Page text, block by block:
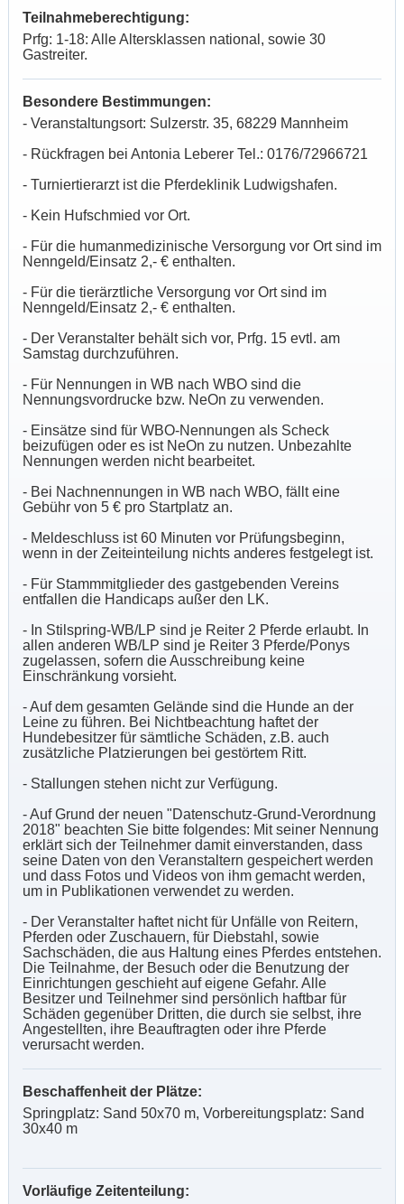
Teilnahmeberechtigung:
Prfg: 1-18: Alle Altersklassen national, sowie 30
Gastreiter.
Besondere Bestimmungen:
- Veranstaltungsort: Sulzerstr. 35, 68229 Mannheim
- Rückfragen bei Antonia Leberer Tel.: 0176/72966721
- Turniertierarzt ist die Pferdeklinik Ludwigshafen.
- Kein Hufschmied vor Ort.
- Für die humanmedizinische Versorgung vor Ort sind im
Nenngeld/Einsatz 2,- € enthalten.
- Für die tierärztliche Versorgung vor Ort sind im
Nenngeld/Einsatz 2,- € enthalten.
- Der Veranstalter behält sich vor, Prfg. 15 evtl. am
Samstag durchzuführen.
- Für Nennungen in WB nach WBO sind die
Nennungsvordrucke bzw. NeOn zu verwenden.
- Einsätze sind für WBO-Nennungen als Scheck
beizufügen oder es ist NeOn zu nutzen. Unbezahlte
Nennungen werden nicht bearbeitet.
- Bei Nachnennungen in WB nach WBO, fällt eine
Gebühr von 5 € pro Startplatz an.
- Meldeschluss ist 60 Minuten vor Prüfungsbeginn,
wenn in der Zeiteinteilung nichts anderes festgelegt ist.
- Für Stammmitglieder des gastgebenden Vereins
entfallen die Handicaps außer den LK.
- In Stilspring-WB/LP sind je Reiter 2 Pferde erlaubt. In
allen anderen WB/LP sind je Reiter 3 Pferde/Ponys
zugelassen, sofern die Ausschreibung keine
Einschränkung vorsieht.
- Auf dem gesamten Gelände sind die Hunde an der
Leine zu führen. Bei Nichtbeachtung haftet der
Hundebesitzer für sämtliche Schäden, z.B. auch
zusätzliche Platzierungen bei gestörtem Ritt.
- Stallungen stehen nicht zur Verfügung.
- Auf Grund der neuen "Datenschutz-Grund-Verordnung
2018" beachten Sie bitte folgendes: Mit seiner Nennung
erklärt sich der Teilnehmer damit einverstanden, dass
seine Daten von den Veranstaltern gespeichert werden
und dass Fotos und Videos von ihm gemacht werden,
um in Publikationen verwendet zu werden.
- Der Veranstalter haftet nicht für Unfälle von Reitern,
Pferden oder Zuschauern, für Diebstahl, sowie
Sachschäden, die aus Haltung eines Pferdes entstehen.
Die Teilnahme, der Besuch oder die Benutzung der
Einrichtungen geschieht auf eigene Gefahr. Alle
Besitzer und Teilnehmer sind persönlich haftbar für
Schäden gegenüber Dritten, die durch sie selbst, ihre
Angestellten, ihre Beauftragten oder ihre Pferde
verursacht werden.
Beschaffenheit der Plätze:
Springplatz: Sand 50x70 m, Vorbereitungsplatz: Sand
30x40 m
Vorläufige Zeitenteilung: